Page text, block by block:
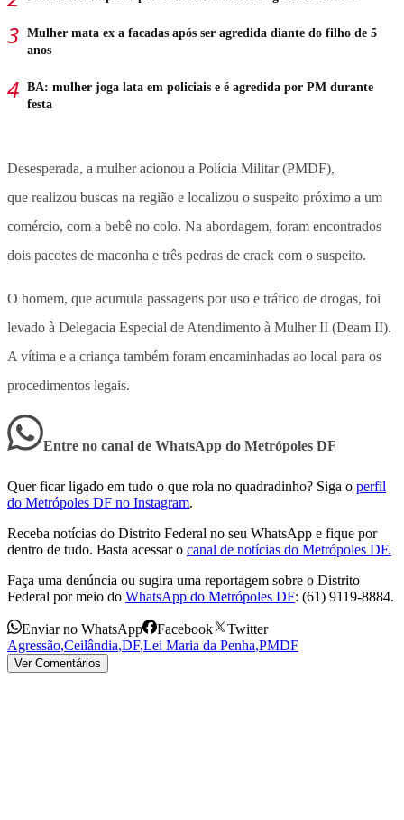
Mulher mata ex a facadas após ser agredida diante do filho de 5
anos
BA: mulher joga lata em policiais e é agredida por PM durante
festa
Desesperada, a mulher acionou a Polícia Militar (PMDF),
que realizou buscas na região e localizou o suspeito próximo a um
comércio, com a bebê no colo. Na abordagem, foram encontrados
dois pacotes de maconha e três pedras de crack com o suspeito.
O homem, que acumula passagens por uso e tráfico de drogas, foi
levado à Delegacia Especial de Atendimento à Mulher II (Deam II).
A vítima e a criança também foram encaminhadas ao local para os
procedimentos legais.
Entre no canal de WhatsApp do Metrópoles DF
Quer ficar ligado em tudo o que rola no quadradinho? Siga o perfil
do Metrópoles DF no Instagram.
Receba notícias do Distrito Federal no seu WhatsApp e fique por
dentro de tudo. Basta acessar o canal de notícias do Metrópoles DF.
Faça uma denúncia ou sugira uma reportagem sobre o Distrito
Federal por meio do WhatsApp do Metrópoles DF: (61) 9119-8884.
Enviar no WhatsApp Facebook
Twitter
Agressão,Ceilândia,DF,Lei Maria da Penha,PMDF
Ver Comentários